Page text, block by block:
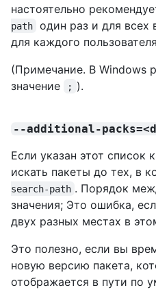
настоятельно
path
один раз и для всех
для каждого
(Примечание. В Windows
значение
; ).
--additional-
Если указан этот список
искать пакеты до тех, в
search-path . Порядок
значения; Это ошибка,
двух разных местах в
Это полезно, если вы
новую версию пакета,
отображается в пути по